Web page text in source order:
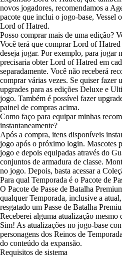
novos jogadores, recomendamos a
pacote que inclui o jogo-base, Vessel
Lord of Hatred.
Posso comprar mais de uma edição?
Você terá que comprar Lord of
deseja jogar. Por exemplo, para jogar
precisaria obter Lord of Hatred em
separadamente. Você não receberá
comprar várias vezes. Se quiser fazer
upgrades para as edições Deluxe e
jogo. Também é possível fazer
painel de compras acima.
Como faço para equipar minhas
instantaneamente?
Após a compra, itens disponíveis
jogo após o próximo login. Mascotes
jogo e depois equipadas através do
conjuntos de armadura de classe.
no jogo. Depois, basta acessar a
Para qual Temporada é o Pacote de
O Pacote de Passe de Batalha
qualquer Temporada, inclusive a
resgatado um Passe de Batalha
Receberei alguma atualização mesmo
Sim! As atualizações no jogo-base
personagens dos Reinos de
do conteúdo da expansão.
Requisitos de sistema